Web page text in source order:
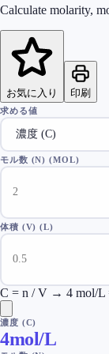
Calculate molarity,
お気に入り 印刷
求める値
モル数 (N) (MOL)
体積 (V) (L)
C = n / V → 4 mol/L
濃度 (C)
4mol/L